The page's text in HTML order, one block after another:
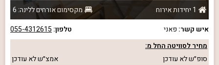
1 יחידות אירוח
מקסימום אורחים ללינה: 6
איש קשר: פאני טלפון: 055-4312615
מחיר לסוויטה החל מ:
סופ״שלא עודכן אמצ״שלא עודכן